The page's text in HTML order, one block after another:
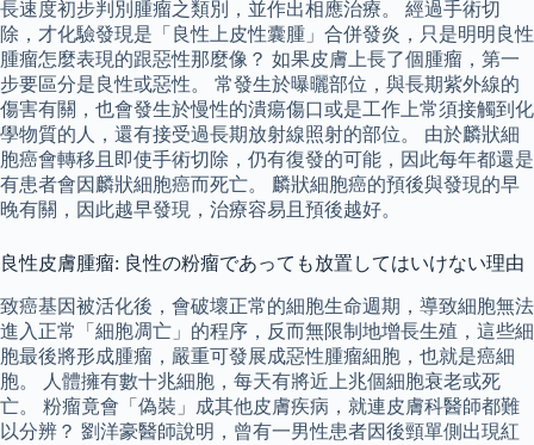
長速度初步判別腫瘤之類別，並作出相應治療。 經過手術切
除，才化驗發現是「良性上皮性囊腫」合併發炎，只是明明良性
腫瘤怎麼表現的跟惡性那麼像？ 如果皮膚上長了個腫瘤，第一
步要區分是良性或惡性。 常發生於曝曬部位，與長期紫外線的
傷害有關，也會發生於慢性的潰瘍傷口或是工作上常須接觸到化
學物質的人，還有接受過長期放射線照射的部位。 由於麟狀細
胞癌會轉移且即使手術切除，仍有復發的可能，因此每年都還是
有患者會因麟狀細胞癌而死亡。 麟狀細胞癌的預後與發現的早
晚有關，因此越早發現，治療容易且預後越好。
良性皮膚腫瘤: 良性の粉瘤であっても放置してはいけない理由
致癌基因被活化後，會破壞正常的細胞生命週期，導致細胞無法
進入正常「細胞凋亡」的程序，反而無限制地增長生殖，這些細
胞最後將形成腫瘤，嚴重可發展成惡性腫瘤細胞，也就是癌細
胞。 人體擁有數十兆細胞，每天有將近上兆個細胞衰老或死
亡。 粉瘤竟會「偽裝」成其他皮膚疾病，就連皮膚科醫師都難
以分辨？ 劉洋豪醫師說明，曾有一男性患者因後頸單側出現紅